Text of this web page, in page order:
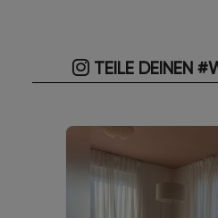
TEILE DEINEN